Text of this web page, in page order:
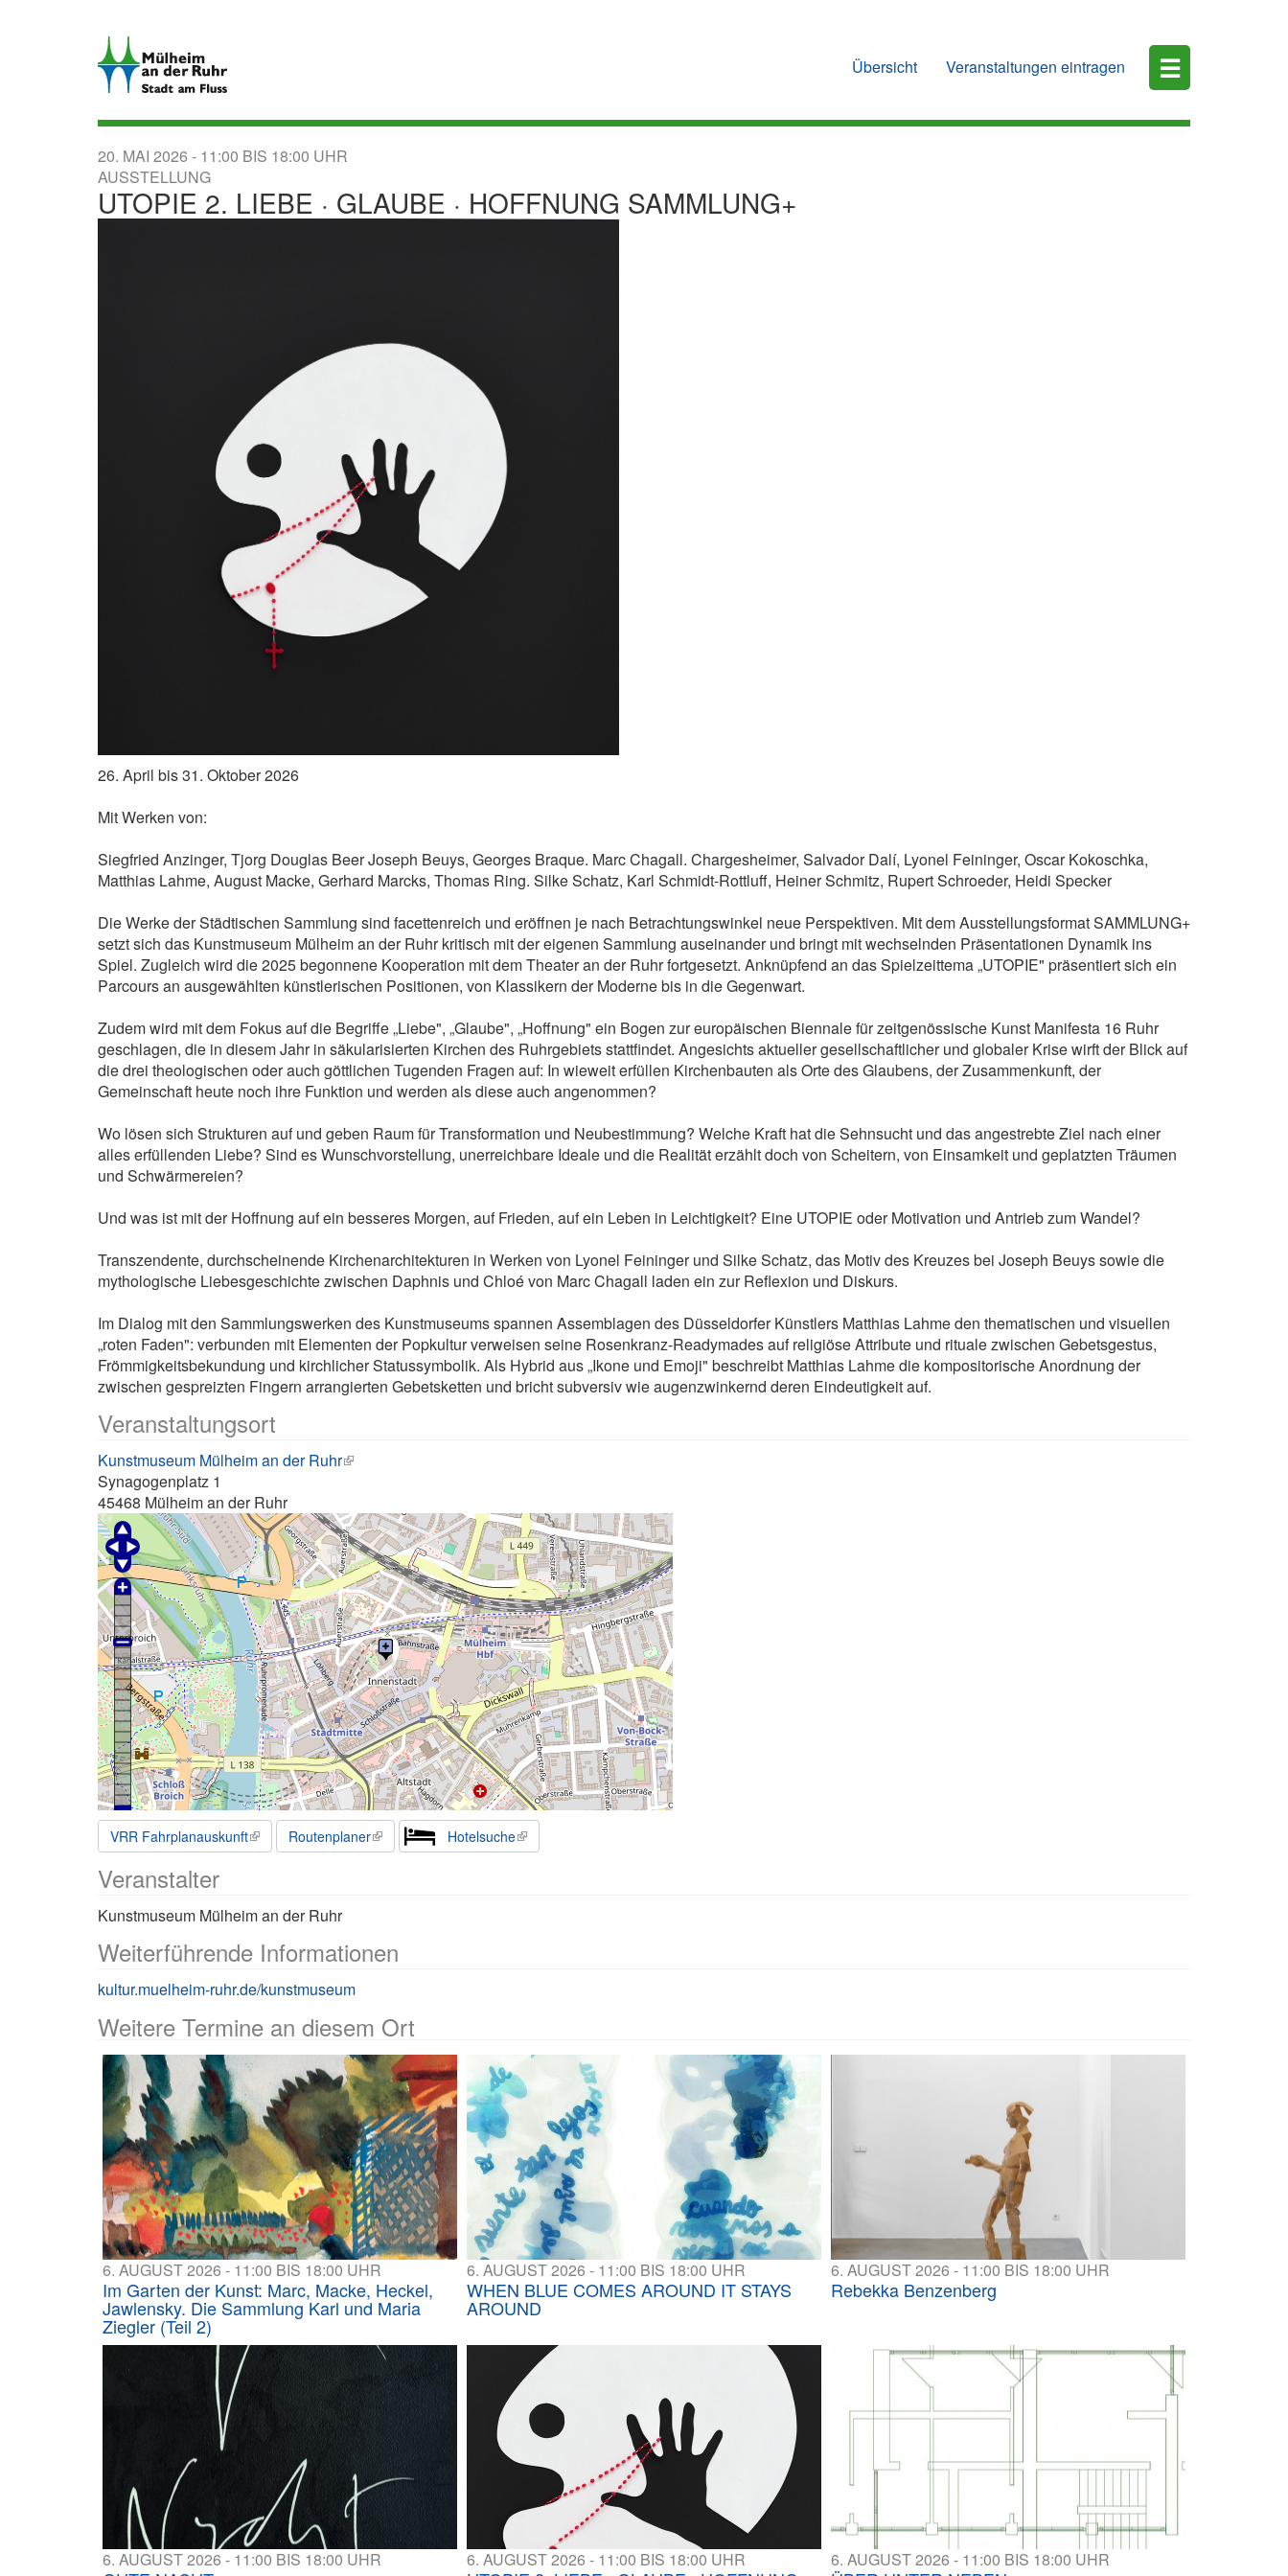
Übersicht Veranstaltungen eintragen ☰
20. MAI 2026 11:00 BIS 18:00
AUSSTELLUNG
UTOPIE 2. LIEBE · GLAUBE · HOFFNUNG SAMMLUNG+
26. April bis 31. Oktober 2026
Mit Werken von:
Siegfried Anzinger, Tjorg Douglas Beer Joseph Beuys, Georges Braque. Marc Chagall. Chargesheimer, Salvador Dalí, Lyonel Feininger, Oscar Kokoschka,
Matthias Lahme, August Macke, Gerhard Marcks, Thomas Ring. Silke Schatz, Karl Schmidt-Rottluff, Heiner Schmitz, Rupert Schroeder, Heidi Specker
Die Werke der Städtischen Sammlung sind facettenreich und eröffnen je nach Betrachtungswinkel neue Perspektiven. Mit dem Ausstellungsformat SAMMLUNG+
setzt sich das Kunstmuseum Mülheim an der Ruhr kritisch mit der eigenen Sammlung auseinander und bringt mit wechselnden Präsentationen Dynamik ins
Spiel. Zugleich wird die 2025 begonnene Kooperation mit dem Theater an der Ruhr fortgesetzt. Anknüpfend an das Spielzeittema „UTOPIE" präsentiert sich ein
Parcours an ausgewählten künstlerischen Positionen, von Klassikern der Moderne bis in die Gegenwart.
Zudem wird mit dem Fokus auf die Begriffe „Liebe", „Glaube", „Hoffnung" ein Bogen zur europäischen Biennale für zeitgenössische Kunst Manifesta 16 Ruhr
geschlagen, die in diesem Jahr in säkularisierten Kirchen des Ruhrgebiets stattfindet. Angesichts aktueller gesellschaftlicher und globaler Krise wirft der Blick auf
die drei theologischen oder auch göttlichen Tugenden Fragen auf: In wieweit erfüllen Kirchenbauten als Orte des Glaubens, der Zusammenkunft, der
Gemeinschaft heute noch ihre Funktion und werden als diese auch angenommen?
Wo lösen sich Strukturen auf und geben Raum für Transformation und Neubestimmung? Welche Kraft hat die Sehnsucht und das angestrebte Ziel nach einer
alles erfüllenden Liebe? Sind es Wunschvorstellung, unerreichbare Ideale und die Realität erzählt doch von Scheitern, von Einsamkeit und geplatzten Träumen
und Schwärmereien?
Und was ist mit der Hoffnung auf ein besseres Morgen, auf Frieden, auf ein Leben in Leichtigkeit? Eine UTOPIE oder Motivation und Antrieb zum Wandel?
Transzendente, durchscheinende Kirchenarchitekturen in Werken von Lyonel Feininger und Silke Schatz, das Motiv des Kreuzes bei Joseph Beuys sowie die
mythologische Liebesgeschichte zwischen Daphnis und Chloé von Marc Chagall laden ein zur Reflexion und Diskurs.
Im Dialog mit den Sammlungswerken des Kunstmuseums spannen Assemblagen des Düsseldorfer Künstlers Matthias Lahme den thematischen und visuellen
„roten Faden": verbunden mit Elementen der Popkultur verweisen seine Rosenkranz-Readymades auf religiöse Attribute und rituale zwischen Gebetsgestus,
Frömmigkeitsbekundung und kirchlicher Statussymbolik. Als Hybrid aus „Ikone und Emoji" beschreibt Matthias Lahme die kompositorische Anordnung der
zwischen gespreizten Fingern arrangierten Gebetsketten und bricht subversiv wie augenzwinkernd deren Eindeutigkeit auf.
Veranstaltungsort
Kunstmuseum Mülheim an der Ruhr
Synagogenplatz 1
45468 Mülheim an der Ruhr
VRR Fahrplanauskunft Routenplaner Hotelsuche
Veranstalter
Kunstmuseum Mülheim an der Ruhr
Weiterführende Informationen
kultur.muelheim-ruhr.de/kunstmuseum
Weitere Termine an diesem Ort
6. AUGUST 2026 - 11:00 BIS 18:00 UHR
Im Garten der Kunst: Marc, Macke, Heckel,
Jawlensky. Die Sammlung Karl und Maria
Ziegler (Teil 2)
6. AUGUST 2026 - 11:00 BIS 18:00 UHR
WHEN BLUE COMES AROUND IT STAYS
AROUND
6. AUGUST 2026 - 11:00 BIS 18:00 UHR
Rebekka Benzenberg
6. AUGUST 2026 - 11:00 BIS 18:00 UHR 6. AUGUST 2026 - 11:00 BIS 18:00 UHR 6. AUGUST 2026 - 11:00 BIS 18:00 UHR